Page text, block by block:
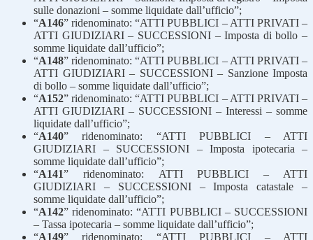
sulle donazioni – somme liquidate dall’ufficio”;
“A146” ridenominato: “ATTI PUBBLICI – ATTI PRIVATI –
ATTI GIUDIZIARI – SUCCESSIONI – Imposta di bollo –
somme liquidate dall’ufficio”;
“A148” ridenominato: “ATTI PUBBLICI – ATTI PRIVATI –
ATTI GIUDIZIARI – SUCCESSIONI – Sanzione Imposta
di bollo – somme liquidate dall’ufficio”;
“A152” ridenominato: “ATTI PUBBLICI – ATTI PRIVATI –
ATTI GIUDIZIARI – SUCCESSIONI – Interessi – somme
liquidate dall’ufficio”;
“A140” ridenominato: “ATTI PUBBLICI – ATTI
GIUDIZIARI – SUCCESSIONI – Imposta ipotecaria –
somme liquidate dall’ufficio”;
“A141” ridenominato: ATTI PUBBLICI – ATTI
GIUDIZIARI – SUCCESSIONI – Imposta catastale –
somme liquidate dall’ufficio”;
“A142” ridenominato: “ATTI PUBBLICI – SUCCESSIONI
– Tassa ipotecaria – somme liquidate dall’ufficio”;
“A149” ridenominato: “ATTI PUBBLICI – ATTI